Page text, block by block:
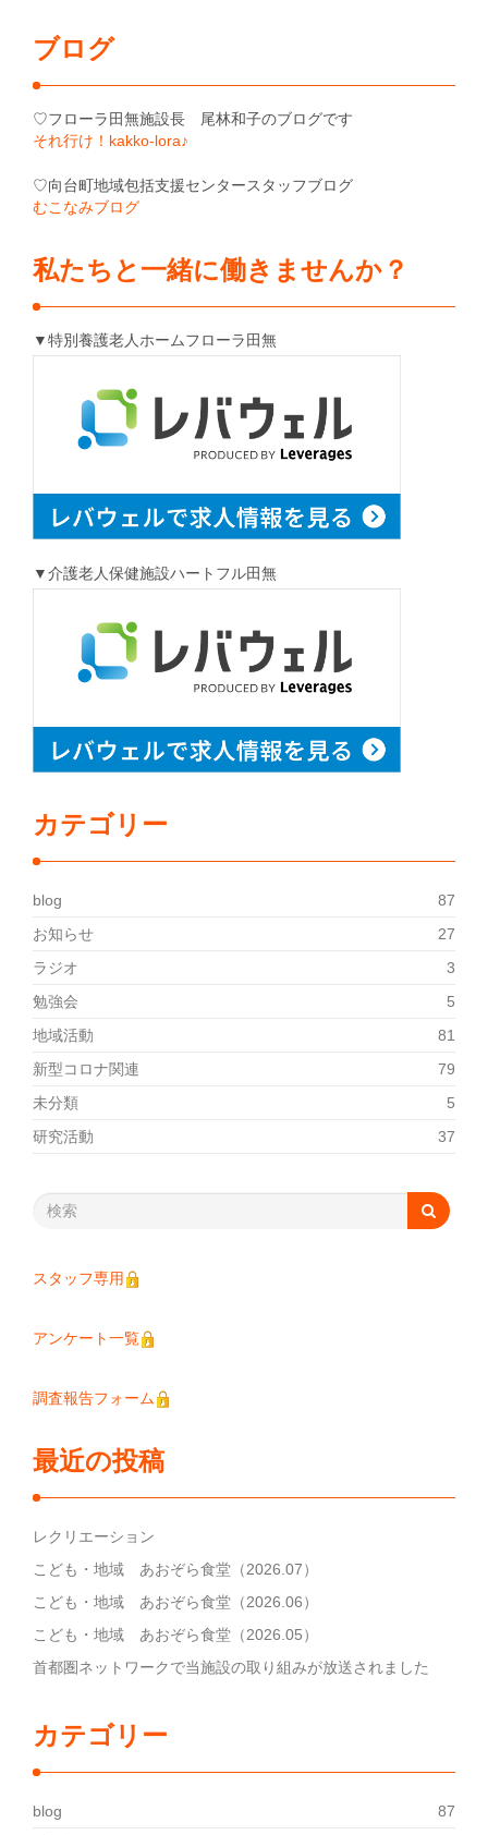
ブログ
♡フローラ田無施設長 尾林和子のブログです
それ行け！kakko-lora♪
♡向台町地域包括支援センタースタッフブログ
むこなみブログ
私たちと一緒に働きませんか？
▼特別養護老人ホームフローラ田無
▼介護老人保健施設ハートフル田無
カテゴリー
blog
87
お知らせ
27
ラジオ
3
勉強会
5
地域活動
81
新型コロナ関連
79
未分類
5
研究活動
37
スタッフ専用
アンケート一覧
調査報告フォーム
最近の投稿
レクリエーション
こども・地域 あおぞら食堂（2026.07）
こども・地域 あおぞら食堂（2026.06）
こども・地域 あおぞら食堂（2026.05）
首都圏ネットワークで当施設の取り組みが放送されました
カテゴリー
blog
87